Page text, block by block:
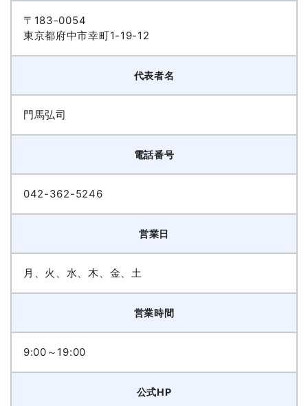
〒183-0054
東京都府中市幸町1-19-12
代表者名
門馬弘司
電話番号
042-362-5246
営業日
月、火、水、木、金、土
営業時間
9:00～19:00
公式HP